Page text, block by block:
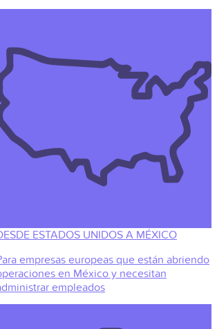
ESTADOS UNIDOS A MÉXICO
empresas europeas que están abriendo
en México y necesitan
empleados